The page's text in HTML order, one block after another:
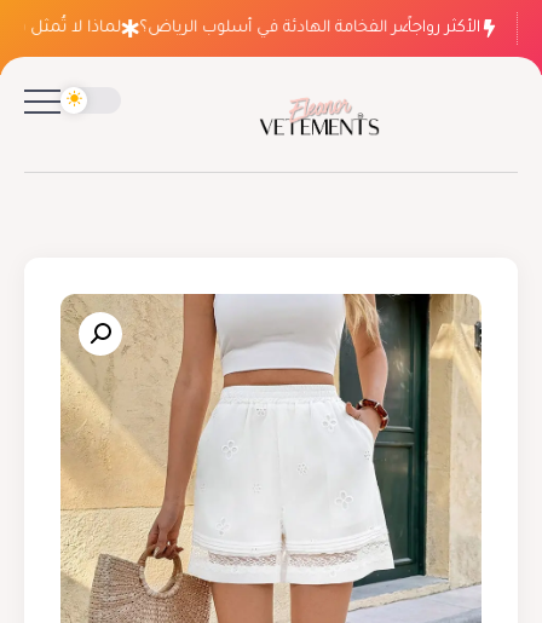
الأكثر رواجاً
لماذا ينتصر الفخامة الهادئة في أسلوب الرياض؟ لماذا لا تُمثل